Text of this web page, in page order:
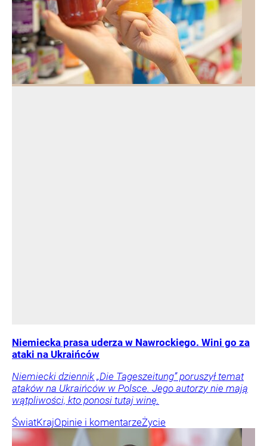
Niemiecka prasa uderza w Nawrockiego. Wini go za
ataki na Ukraińców
Niemiecki dziennik „Die Tageszeitung” poruszył temat
ataków na Ukraińców w Polsce. Jego autorzy nie mają
wątpliwości, kto ponosi tutaj winę.
ŚwiatKrajOpinie i komentarzeŻycie